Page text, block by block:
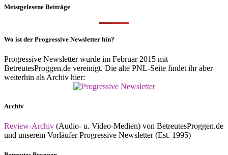
Meistgelesene Beiträge
Wo ist der Progressive Newsletter hin?
Progressive Newsletter wurde im Februar 2015 mit
BetreutesProggen.de vereinigt. Die alte PNL-Seite findet ihr aber
weiterhin als Archiv hier:
Archiv
Review-Archiv (Audio- u. Video-Medien) von BetreutesProggen.de
und unserem Vorläufer Progressive Newsletter (Est. 1995)